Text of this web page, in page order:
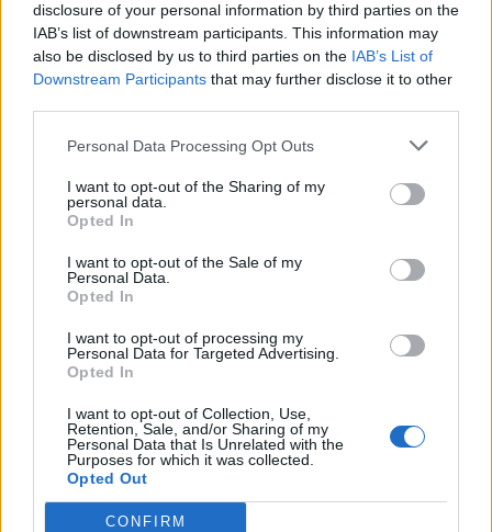
disclosure of your personal information by third parties on the
IAB’s list of downstream participants. This information may
also be disclosed by us to third parties on the IAB’s List of
Downstream Participants that may further disclose it to other
Personal Data Processing Opt Outs
I want to opt-out of the Sharing of my
personal data.
Opted In
I want to opt-out of the Sale of my
Personal Data.
Opted In
I want to opt-out of processing my
Personal Data for Targeted Advertising.
Opted In
I want to opt-out of Collection, Use,
Retention, Sale, and/or Sharing of my
Personal Data that Is Unrelated with the
Purposes for which it was collected.
Opted Out
CONFIRM
22:30
Αδειοδωρόσημο Αυγούστου 2026: Πότε καταβάλλεται
στους οικοδόμους
Παρίσταναν τους λογιστές και άρπαξαν 15.000 ευρώ από
ΣΧΕΤΙΚA AΡΘΡΑ
Βόλος: Υπό έλεγχο η φωτιά στο Αρχαίο Θέατρο
ΕΛΛAΔΑ 23:40